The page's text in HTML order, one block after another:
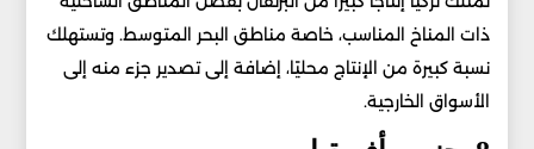
ذات المناخ المناسب، خاصة مناطق البحر المتوسط. وتستهلك
نسبة كبيرة من الإنتاج محليًا، إضافة إلى تصدير جزء منه إلى
الأسواق الخارجية.